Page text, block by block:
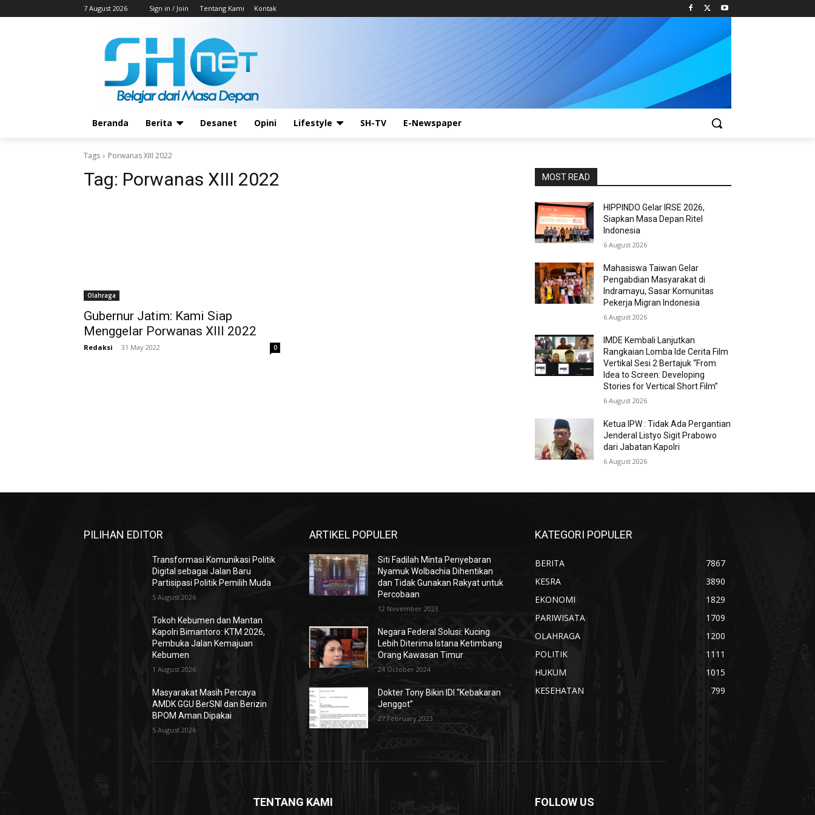
7 August 2026 Sign in / Join Tentang Kami Kontak
Beranda Berita Desanet Opini Lifestyle SH-TV E-Newspaper
Tags Porwanas XIII 2022
Tag: Porwanas XIII 2022
Olahraga
Gubernur Jatim: Kami Siap
Menggelar Porwanas XIII 2022
Redaksi - 31 May 2022 0
MOST READ
HIPPINDO Gelar IRSE 2026,
Siapkan Masa Depan Ritel
Indonesia
6 August 2026
Mahasiswa Taiwan Gelar
Pengabdian Masyarakat di
Indramayu, Sasar Komunitas
Pekerja Migran Indonesia
6 August 2026
IMDE Kembali Lanjutkan
Rangkaian Lomba Ide Cerita Film
Vertikal Sesi 2 Bertajuk “From
Idea to Screen: Developing
Stories for Vertical Short Film”
6 August 2026
Ketua IPW : Tidak Ada Pergantian
Jenderal Listyo Sigit Prabowo
dari Jabatan Kapolri
6 August 2026
PILIHAN EDITOR
Transformasi Komunikasi Politik
Digital sebagai Jalan Baru
Partisipasi Politik Pemilih Muda
5 August 2026
Tokoh Kebumen dan Mantan
Kapolri Bimantoro: KTM 2026,
Pembuka Jalan Kemajuan
Kebumen
1 August 2026
Masyarakat Masih Percaya
AMDK GGU BerSNI dan Berizin
BPOM Aman Dipakai
5 August 2026
ARTIKEL POPULER
Siti Fadilah Minta Penyebaran
Nyamuk Wolbachia Dihentikan
dan Tidak Gunakan Rakyat untuk
Percobaan
12 November 2023
Negara Federal Solusi: Kucing
Lebih Diterima Istana Ketimbang
Orang Kawasan Timur
24 October 2024
Dokter Tony Bikin IDI “Kebakaran
Jenggot”
27 February 2023
KATEGORI POPULER
BERITA
7867
KESRA
3890
EKONOMI
1829
PARIWISATA
1709
OLAHRAGA
1200
POLITIK
1111
HUKUM
1015
KESEHATAN
799
TENTANG KAMI FOLLOW US